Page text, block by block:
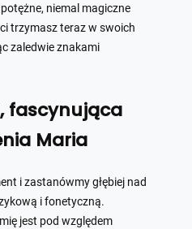
niemal magiczne
trzymasz teraz w swoich
zaledwie znakami
fascynująca
Maria
i zastanówmy głębiej nad
i fonetyczną.
jest pod względem